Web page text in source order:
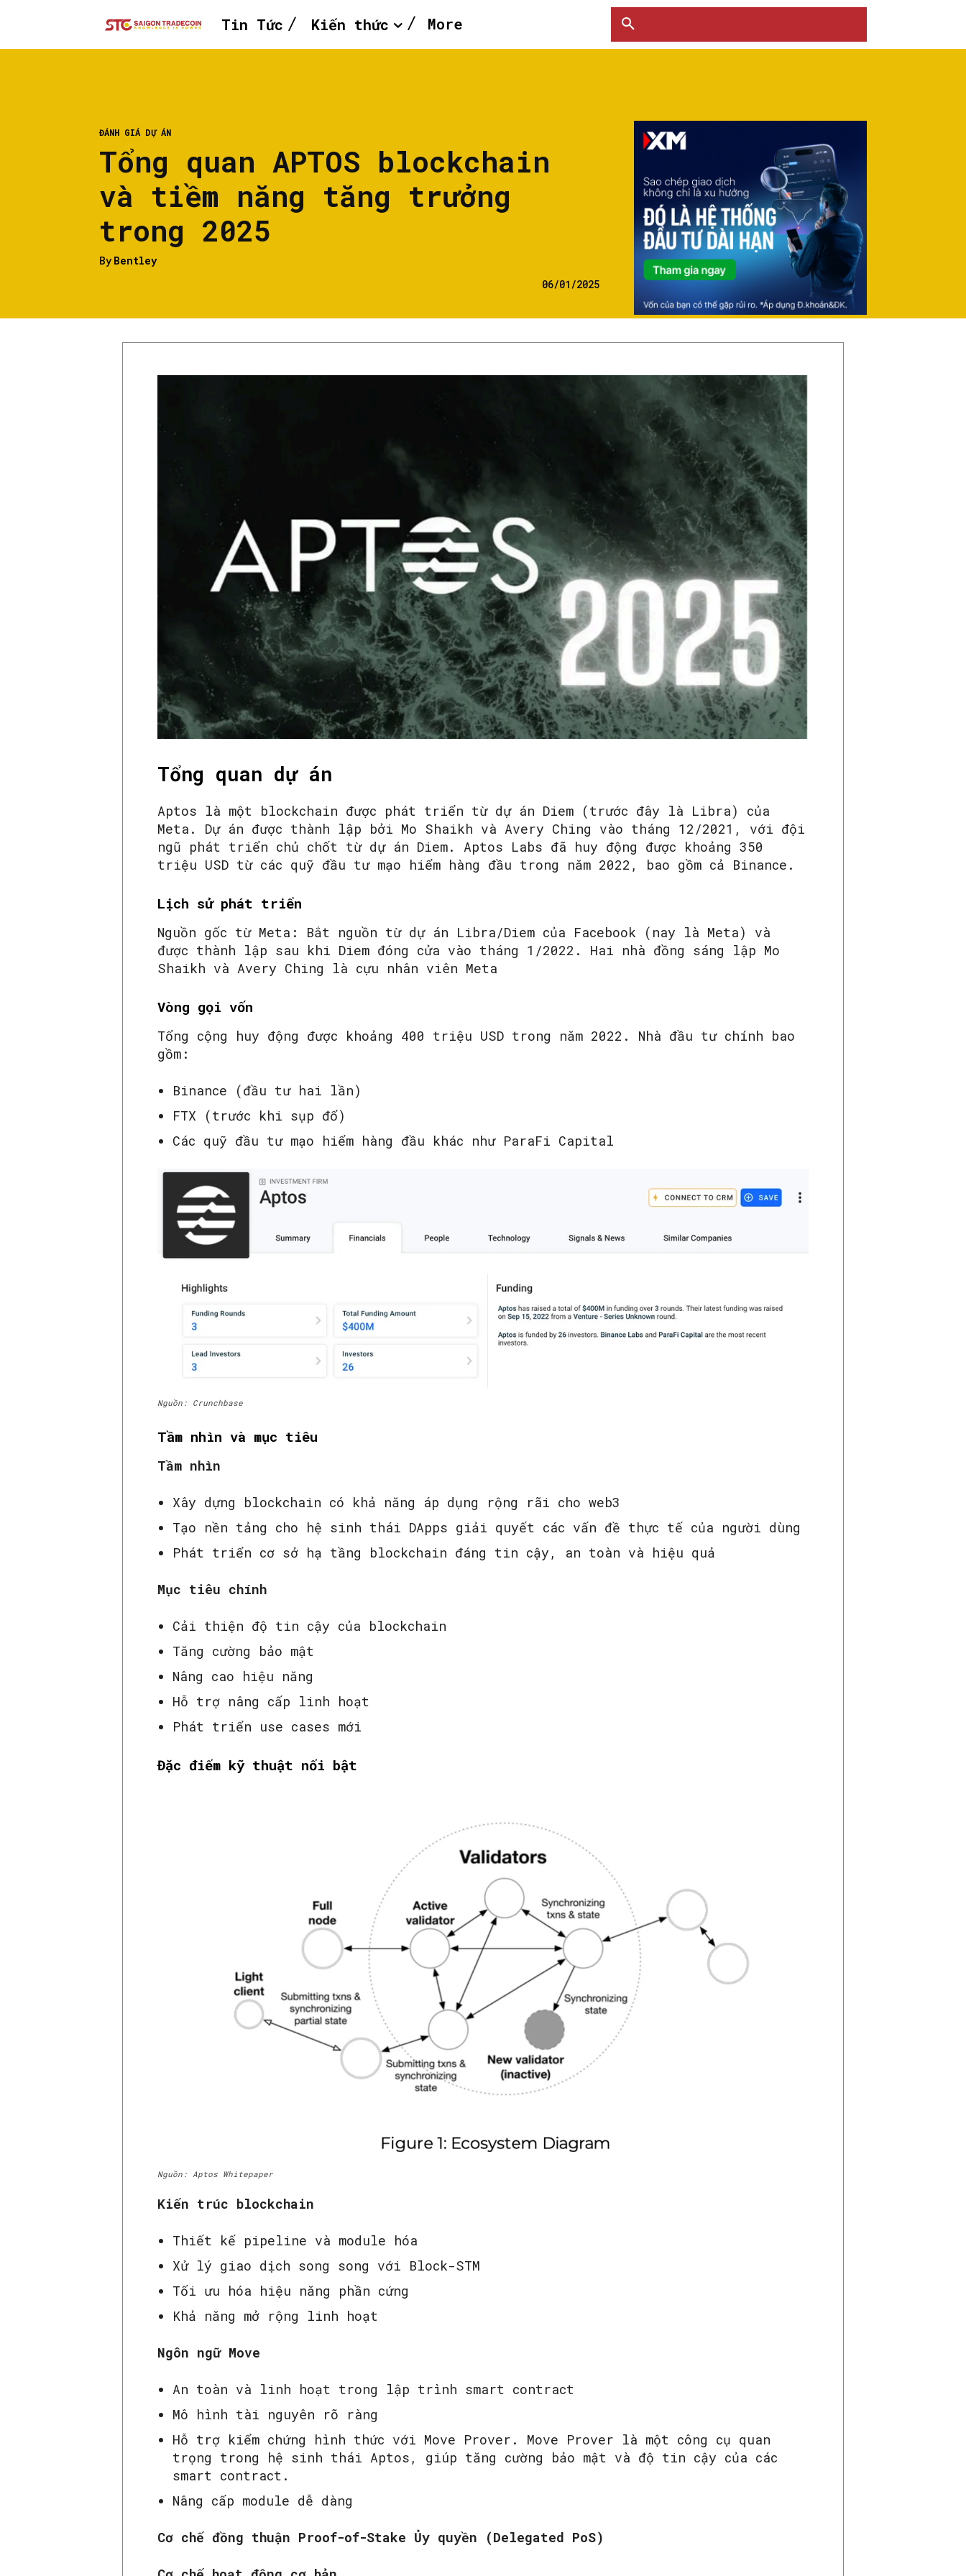
SEARCH...
Tin Tức Kiến thức More
ĐÁNH GIÁ DỰ ÁN
Tổng quan APTOS blockchain
và tiềm năng tăng trưởng
trong 2025
By Bentley
06/01/2025
Tổng quan dự án
Aptos là một blockchain được phát triển từ dự án Diem (trước đây là Libra) của
Meta. Dự án được thành lập bởi Mo Shaikh và Avery Ching vào tháng 12/2021, với đội
ngũ phát triển chủ chốt từ dự án Diem. Aptos Labs đã huy động được khoảng 350
triệu USD từ các quỹ đầu tư mạo hiểm hàng đầu trong năm 2022, bao gồm cả Binance.
Lịch sử phát triển
Nguồn gốc từ Meta: Bắt nguồn từ dự án Libra/Diem của Facebook (nay là Meta) và
được thành lập sau khi Diem đóng cửa vào tháng 1/2022. Hai nhà đồng sáng lập Mo
Shaikh và Avery Ching là cựu nhân viên Meta
Vòng gọi vốn
Tổng cộng huy động được khoảng 400 triệu USD trong năm 2022. Nhà đầu tư chính bao
gồm:
Binance (đầu tư hai lần)
FTX (trước khi sụp đổ)
Các quỹ đầu tư mạo hiểm hàng đầu khác như ParaFi Capital
Nguồn: Crunchbase
Tầm nhìn và mục tiêu
Tầm nhìn
Xây dựng blockchain có khả năng áp dụng rộng rãi cho web3
Tạo nền tảng cho hệ sinh thái DApps giải quyết các vấn đề thực tế của người dùng
Phát triển cơ sở hạ tầng blockchain đáng tin cậy, an toàn và hiệu quả
Mục tiêu chính
Cải thiện độ tin cậy của blockchain
Tăng cường bảo mật
Nâng cao hiệu năng
Hỗ trợ nâng cấp linh hoạt
Phát triển use cases mới
Đặc điểm kỹ thuật nổi bật
Nguồn: Aptos Whitepaper
Kiến trúc blockchain
Thiết kế pipeline và module hóa
Xử lý giao dịch song song với Block-STM
Tối ưu hóa hiệu năng phần cứng
Khả năng mở rộng linh hoạt
Ngôn ngữ Move
An toàn và linh hoạt trong lập trình smart contract
Mô hình tài nguyên rõ ràng
Hỗ trợ kiểm chứng hình thức với Move Prover. Move Prover là một công cụ quan
trọng trong hệ sinh thái Aptos, giúp tăng cường bảo mật và độ tin cậy của các
smart contract.
Nâng cấp module dễ dàng
Cơ chế đồng thuận Proof-of-Stake Ủy quyền (Delegated PoS)